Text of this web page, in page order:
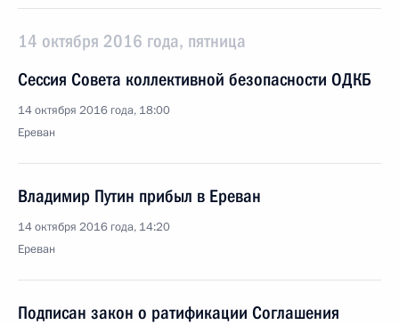
14 октября 2016 года, пятница
Сессия Совета коллективной безопасности ОДКБ
14 октября 2016 года, 18:00
Ереван
Владимир Путин прибыл в Ереван
14 октября 2016 года, 14:20
Ереван
Подписан закон о ратификации Соглашения